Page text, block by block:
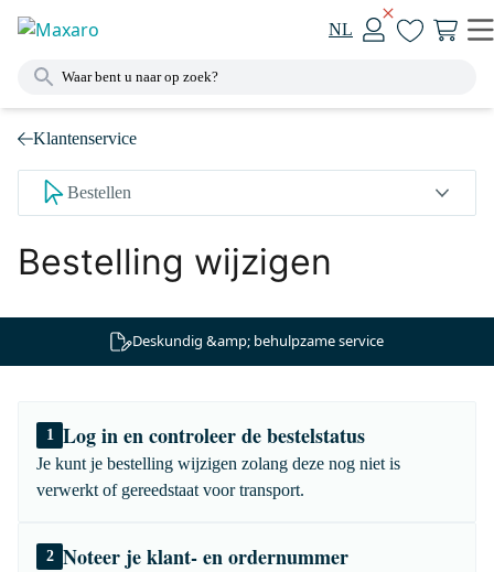
NL
Klantenservice
Bestellen
Bestelling wijzigen
Deskundig &amp; behulpzame service
1 Log in en controleer de bestelstatus
Je kunt je bestelling wijzigen zolang deze nog niet is
verwerkt of gereedstaat voor transport.
2 Noteer je klant- en ordernummer